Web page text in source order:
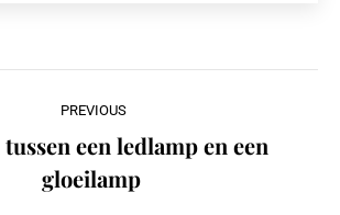
PREVIOUS
Previous
post:
een ledlamp en een
gloeilamp